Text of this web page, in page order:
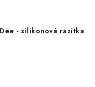
- silikonová razítka